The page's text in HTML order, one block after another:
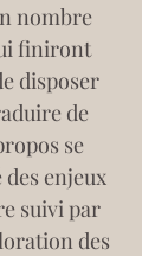
nombre
finiront
disposer
de
se
enjeux
suivi par
des